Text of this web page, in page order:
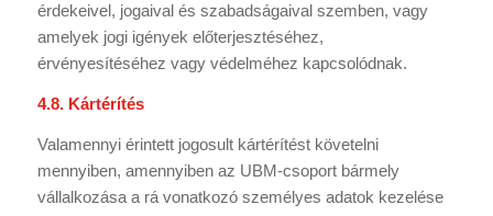
érdekeivel, jogaival és szabadságaival szemben, vagy
amelyek jogi igények előterjesztéséhez,
érvényesítéséhez vagy védelméhez kapcsolódnak.
4.8. Kártérítés
Valamennyi érintett jogosult kártérítést követelni
mennyiben, amennyiben az UBM-csoport bármely
vállalkozása a rá vonatkozó személyes adatok kezelése